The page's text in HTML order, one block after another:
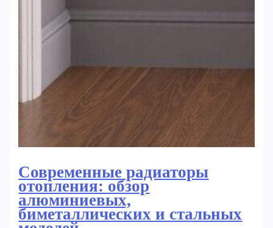
Современные радиаторы
отопления: обзор
алюминиевых,
биметаллических и стальных